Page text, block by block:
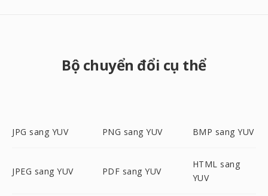
Bộ chuyển đổi cụ thể
JPG sang YUV PNG sang YUV BMP sang YUV
JPEG sang YUV PDF sang YUV
HTML sang
YUV